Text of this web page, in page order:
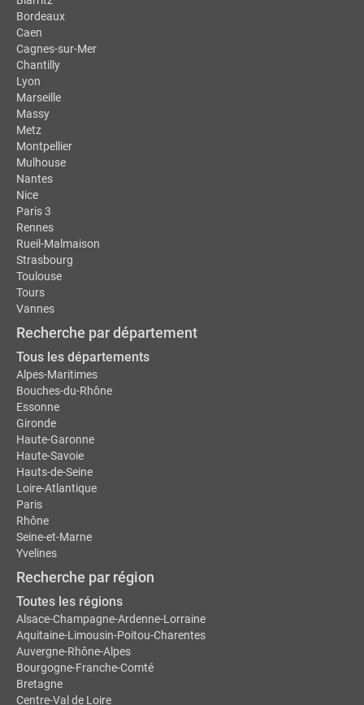
Bordeaux
Caen
Cagnes-sur-Mer
Chantilly
Lyon
Marseille
Massy
Metz
Montpellier
Mulhouse
Nantes
Nice
Paris 3
Rennes
Rueil-Malmaison
Strasbourg
Toulouse
Tours
Vannes
Recherche par département
Tous les départements
Alpes-Maritimes
Bouches-du-Rhône
Essonne
Gironde
Haute-Garonne
Haute-Savoie
Hauts-de-Seine
Loire-Atlantique
Paris
Rhône
Seine-et-Marne
Yvelines
Recherche par région
Toutes les régions
Alsace-Champagne-Ardenne-Lorraine
Aquitaine-Limousin-Poitou-Charentes
Auvergne-Rhône-Alpes
Bourgogne-Franche-Comté
Bretagne
Centre-Val de Loire